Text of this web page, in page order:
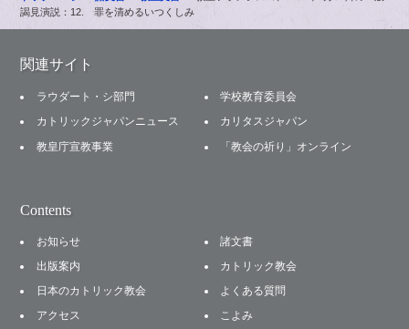
謁見演説：12. 罪を清めるいつくしみ
関連サイト
ラウダート・シ部門
学校教育委員会
カトリックジャパンニュース
カリタスジャパン
教皇庁宣教事業
「教会の祈り」オンライン
Contents
お知らせ
諸文書
出版案内
カトリック教会
日本のカトリック教会
よくある質問
アクセス
こよみ